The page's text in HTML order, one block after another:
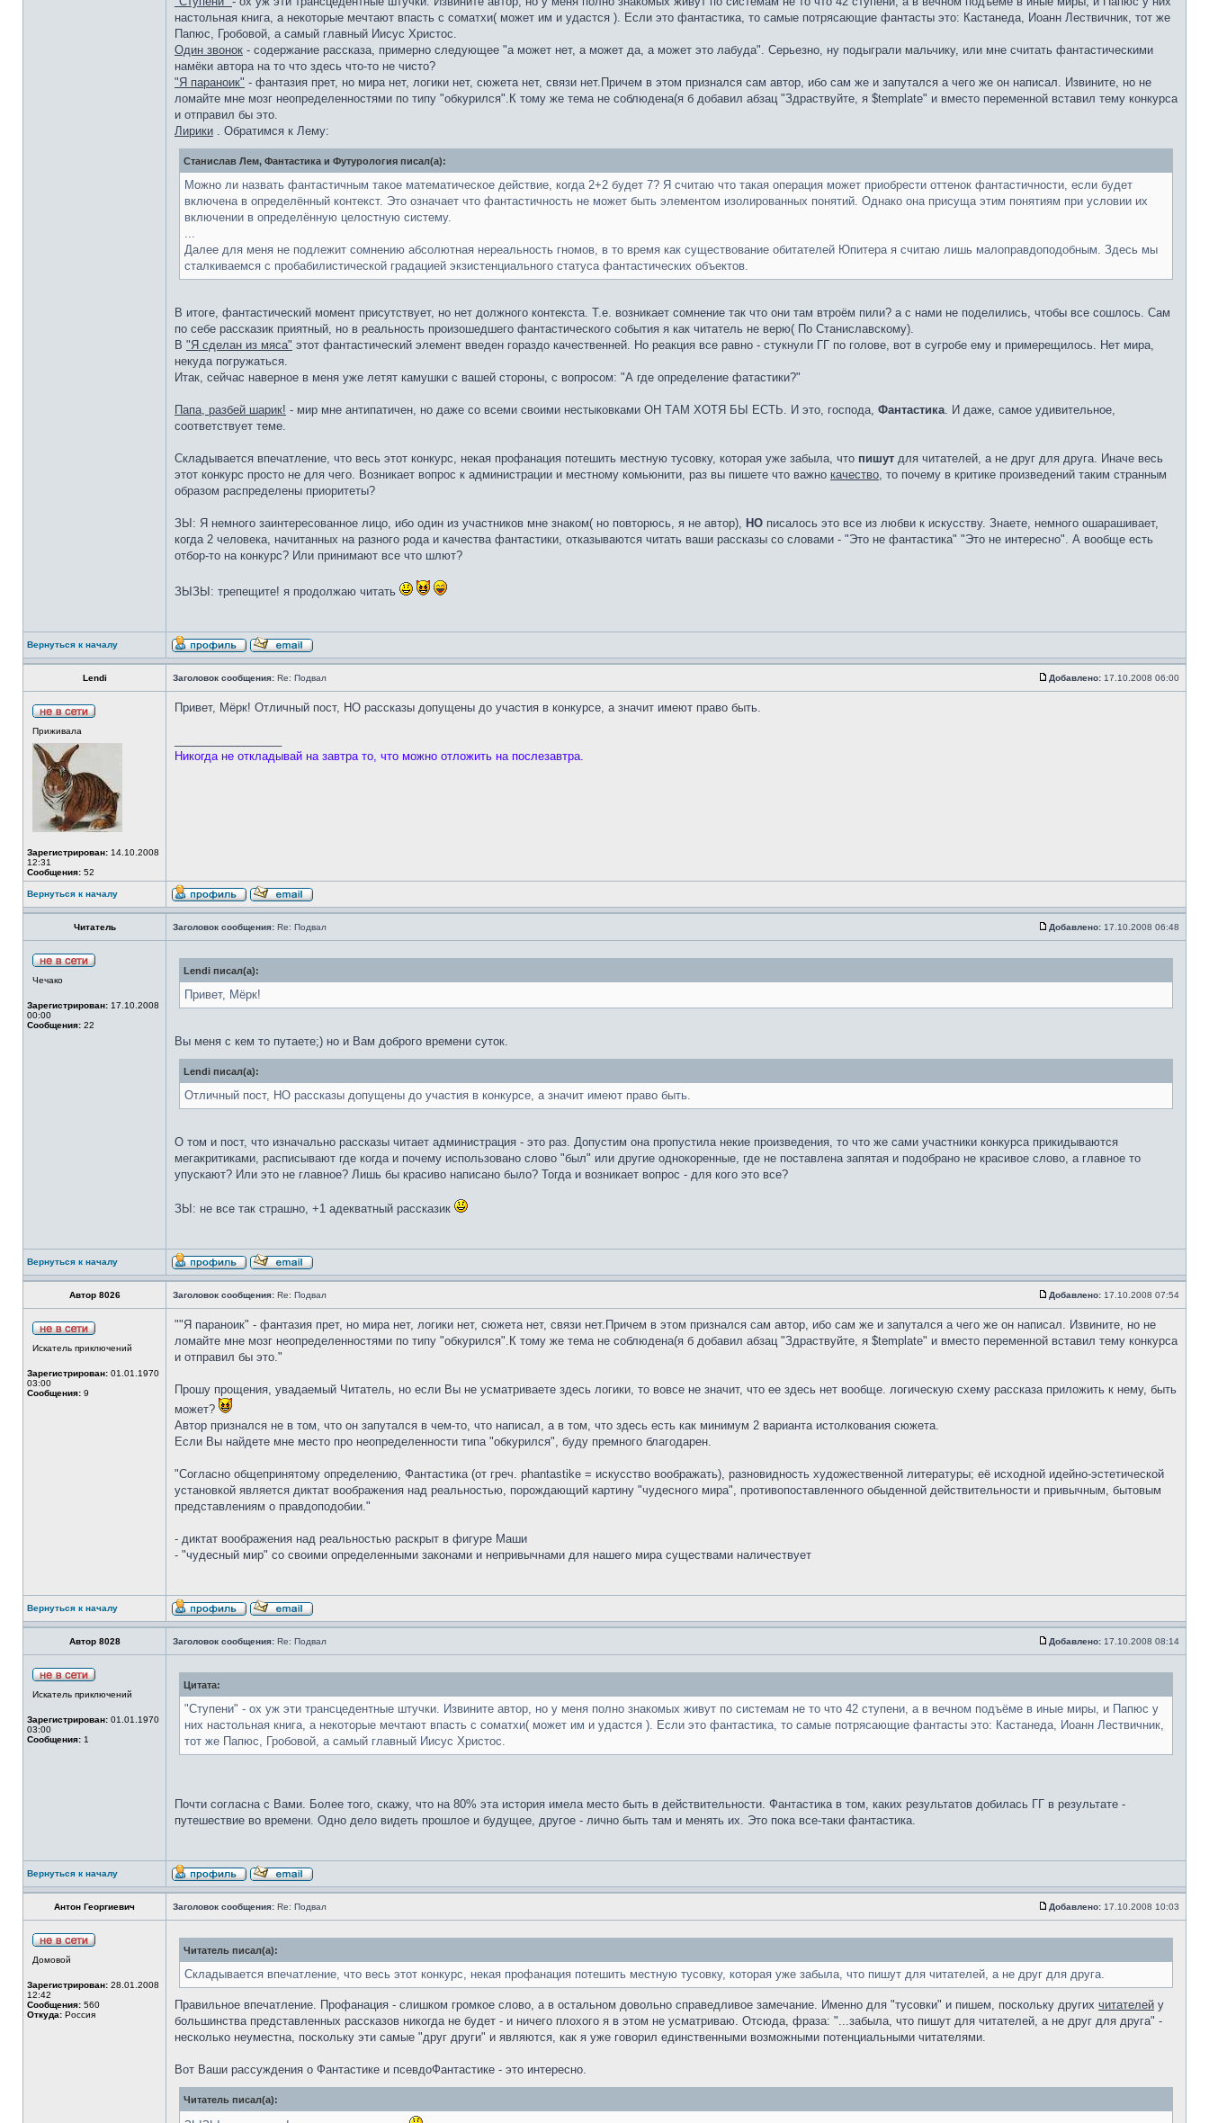
настольная книга, а некоторые мечтают впасть с соматхи( может им и удастся ). Если это фантастика, то самые потрясающие фантасты это: Кастанеда, Иоанн Лествичник, тот же
Папюс, Гробовой, а самый главный Иисус Христос.
Один звонок - содержание рассказа, примерно следующее "а может нет, а может да, а может это лабуда". Серьезно, ну подыграли мальчику, или мне считать фантастическими
намёки автора на то что здесь что-то не чисто?
"Я параноик" - фантазия прет, но мира нет, логики нет, сюжета нет, связи нет.Причем в этом признался сам автор, ибо сам же и запутался а чего же он написал. Извините, но не
ломайте мне мозг неопределенностями по типу "обкурился".К тому же тема не соблюдена(я б добавил абзац "Здраствуйте, я $template" и вместо переменной вставил тему конкурса
и отправил бы это.
Лирики . Обратимся к Лему:
Станислав Лем, Фантастика и Футурология писал(а):
Можно ли назвать фантастичным такое математическое действие, когда 2+2 будет 7? Я считаю что такая операция может приобрести оттенок фантастичности, если будет
включена в определённый контекст. Это означает что фантастичность не может быть элементом изолированных понятий. Однако она присуща этим понятиям при условии их
включении в определённую целостную систему.
...
Далее для меня не подлежит сомнению абсолютная нереальность гномов, в то время как существование обитателей Юпитера я считаю лишь малоправдоподобным. Здесь мы
сталкиваемся с пробабилистической градацией экзистенциального статуса фантастических объектов.
В итоге, фантастический момент присутствует, но нет должного контекста. Т.е. возникает сомнение так что они там втроём пили? а с нами не поделились, чтобы все сошлось. Сам
по себе рассказик приятный, но в реальность произошедшего фантастического события я как читатель не верю( По Станиславскому).
В "Я сделан из мяса" этот фантастический элемент введен гораздо качественней. Но реакция все равно - стукнули ГГ по голове, вот в сугробе ему и примерещилось. Нет мира,
некуда погружаться.
Итак, сейчас наверное в меня уже летят камушки с вашей стороны, с вопросом: "А где определение фатастики?"
Папа, разбей шарик! - мир мне антипатичен, но даже со всеми своими нестыковками ОН ТАМ ХОТЯ БЫ ЕСТЬ. И это, господа, Фантастика. И даже, самое удивительное,
соответствует теме.
Складывается впечатление, что весь этот конкурс, некая профанация потешить местную тусовку, которая уже забыла, что пишут для читателей, а не друг для друга. Иначе весь
этот конкурс просто не для чего. Возникает вопрос к администрации и местному комьюнити, раз вы пишете что важно качество, то почему в критике произведений таким странным
образом распределены приоритеты?
ЗЫ: Я немного заинтересованное лицо, ибо один из участников мне знаком( но повторюсь, я не автор), НО писалось это все из любви к искусству. Знаете, немного ошарашивает,
когда 2 человека, начитанных на разного рода и качества фантастики, отказываются читать ваши рассказы со словами - "Это не фантастика" "Это не интересно". А вообще есть
отбор-то на конкурс? Или принимают все что шлют?
ЗЫЗЫ: трепещите! я продолжаю читать
Вернуться к началу
Lendi Заголовок сообщения: Re: Подвал Добавлено: 17.10.2008 06:00
Приживала
Зарегистрирован: 14.10.2008
12:31
Сообщения: 52
Привет, Мёрк! Отличный пост, НО рассказы допущены до участия в конкурсе, а значит имеют право быть.
Никогда не откладывай на завтра то, что можно отложить на послезавтра.
Вернуться к началу
Читатель Заголовок сообщения: Re: Подвал Добавлено: 17.10.2008 06:48
Чечако
Зарегистрирован: 17.10.2008
00:00
Сообщения: 22
Lendi писал(а):
Привет, Мёрк!
Вы меня с кем то путаете;) но и Вам доброго времени суток.
Lendi писал(а):
Отличный пост, НО рассказы допущены до участия в конкурсе, а значит имеют право быть.
О том и пост, что изначально рассказы читает администрация - это раз. Допустим она пропустила некие произведения, то что же сами участники конкурса прикидываются
мегакритиками, расписывают где когда и почему использовано слово "был" или другие однокоренные, где не поставлена запятая и подобрано не красивое слово, а главное то
упускают? Или это не главное? Лишь бы красиво написано было? Тогда и возникает вопрос - для кого это все?
ЗЫ: не все так страшно, +1 адекватный рассказик
Вернуться к началу
Автор 8026 Заголовок сообщения: Re: Подвал Добавлено: 17.10.2008 07:54
Искатель приключений
Зарегистрирован: 01.01.1970
03:00
Сообщения: 9
""Я параноик" - фантазия прет, но мира нет, логики нет, сюжета нет, связи нет.Причем в этом признался сам автор, ибо сам же и запутался а чего же он написал. Извините, но не
ломайте мне мозг неопределенностями по типу "обкурился".К тому же тема не соблюдена(я б добавил абзац "Здраствуйте, я $template" и вместо переменной вставил тему конкурса
и отправил бы это."
Прошу прощения, увадаемый Читатель, но если Вы не усматриваете здесь логики, то вовсе не значит, что ее здесь нет вообще. логическую схему рассказа приложить к нему, быть
может?
Автор признался не в том, что он запутался в чем-то, что написал, а в том, что здесь есть как минимум 2 варианта истолкования сюжета.
Если Вы найдете мне место про неопределенности типа "обкурился", буду премного благодарен.
"Согласно общепринятому определению, Фантастика (от греч. phantastike = искусство воображать), разновидность художественной литературы; её исходной идейно-эстетической
установкой является диктат воображения над реальностью, порождающий картину "чудесного мира", противопоставленного обыденной действительности и привычным, бытовым
представлениям о правдоподобии."
- диктат воображения над реальностью раскрыт в фигуре Маши
- "чудесный мир" со своими определенными законами и непривычнами для нашего мира существами наличествует
Вернуться к началу
Автор 8028 Заголовок сообщения: Re: Подвал Добавлено: 17.10.2008 08:14
Искатель приключений
Зарегистрирован: 01.01.1970
03:00
Сообщения: 1
Цитата:
"Ступени" - ох уж эти трансцедентные штучки. Извините автор, но у меня полно знакомых живут по системам не то что 42 ступени, а в вечном подъёме в иные миры, и Папюс у
них настольная книга, а некоторые мечтают впасть с соматхи( может им и удастся ). Если это фантастика, то самые потрясающие фантасты это: Кастанеда, Иоанн Лествичник,
тот же Папюс, Гробовой, а самый главный Иисус Христос.
Почти согласна с Вами. Более того, скажу, что на 80% эта история имела место быть в действительности. Фантастика в том, каких результатов добилась ГГ в результате -
путешествие во времени. Одно дело видеть прошлое и будущее, другое - лично быть там и менять их. Это пока все-таки фантастика.
Вернуться к началу
Антон Георгиевич Заголовок сообщения: Re: Подвал Добавлено: 17.10.2008 10:03
Домовой
Зарегистрирован: 28.01.2008
12:42
Сообщения: 560
Откуда: Россия
Читатель писал(а):
Складывается впечатление, что весь этот конкурс, некая профанация потешить местную тусовку, которая уже забыла, что пишут для читателей, а не друг для друга.
Правильное впечатление. Профанация - слишком громкое слово, а в остальном довольно справедливое замечание. Именно для "тусовки" и пишем, поскольку других читателей у
большинства представленных рассказов никогда не будет - и ничего плохого я в этом не усматриваю. Отсюда, фраза: "...забыла, что пишут для читателей, а не друг для друга" -
несколько неуместна, поскольку эти самые "друг други" и являются, как я уже говорил единственными возможными потенциальными читателями.
Вот Ваши рассуждения о Фантастике и псевдоФантастике - это интересно.
Читатель писал(а):